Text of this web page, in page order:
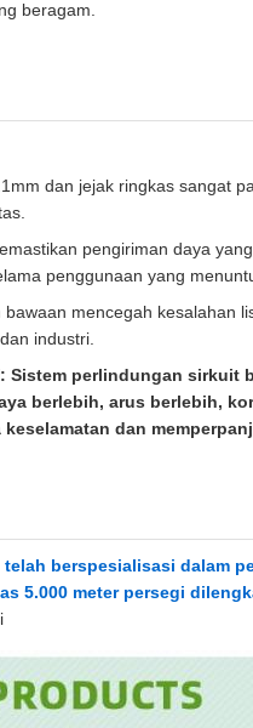
beragam.
dan jejak ringkas sangat
pengiriman daya
penggunaan yang
mencegah kesalahan
industri.
: Sistem perlindungan sirkuit
berlebih, arus berlebih,
dan
berspesialisasi dalam
5.000 meter persegi